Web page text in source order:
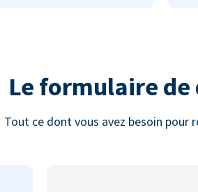
Le formulaire
Tout ce dont vous avez besoin pour